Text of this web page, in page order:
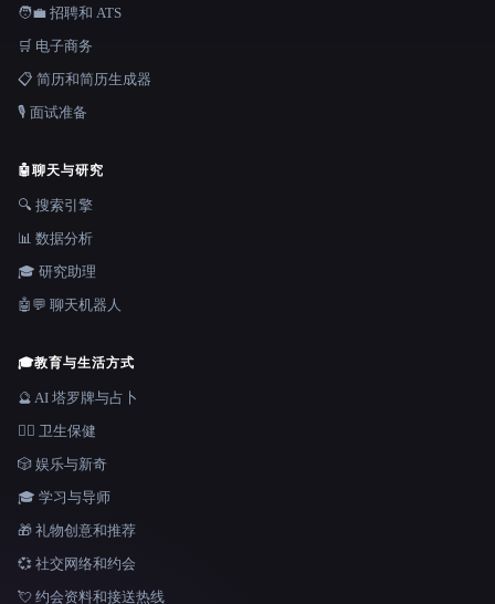
🧑‍💼 招聘和 ATS
🛒 电子商务
📋 简历和简历生成器
🎙️ 面试准备
🤖聊天与研究
🔍 搜索引擎
📊 数据分析
🎓 研究助理
🤖💬 聊天机器人
🎓教育与生活方式
🔮 AI 塔罗牌与占卜
👩‍⚕️ 卫生保健
🎲 娱乐与新奇
🎓 学习与导师
🎁 礼物创意和推荐
💞 社交网络和约会
💘 约会资料和接送热线